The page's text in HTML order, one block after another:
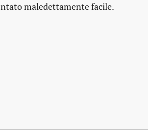
maledettamente facile.